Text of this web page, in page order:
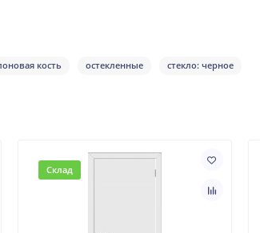
кость остекленные стекло: черное
Склад